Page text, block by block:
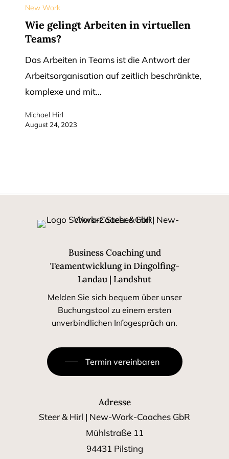
gelingt
Arbeiten
virtuellen
Teams?
New Work
Wie gelingt Arbeiten in virtuellen
Teams?
Das Arbeiten in Teams ist die Antwort der
Arbeitsorganisation auf zeitlich beschränkte,
komplexe und mit…
Michael Hirl
August 24, 2023
Business Coaching und
Teamentwicklung in Dingolfing-
Landau | Landshut
Melden Sie sich bequem über unser
Buchungstool zu einem ersten
unverbindlichen Infogespräch an.
Termin vereinbaren
Adresse
Steer & Hirl | New-Work-Coaches GbR
Mühlstraße 11
94431 Pilsting